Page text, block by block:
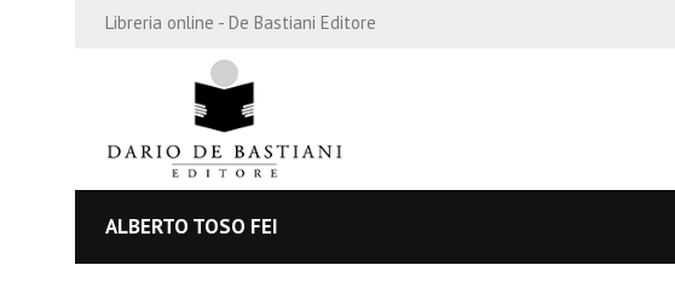
Libreria online - De Bastiani Editore
ALBERTO TOSO FEI